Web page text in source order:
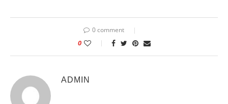
0 comment
0
ADMIN